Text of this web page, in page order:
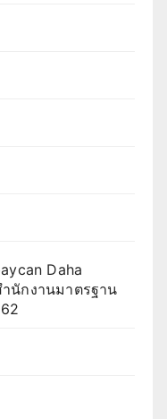
Daha
ำนักงานมาตรฐาน